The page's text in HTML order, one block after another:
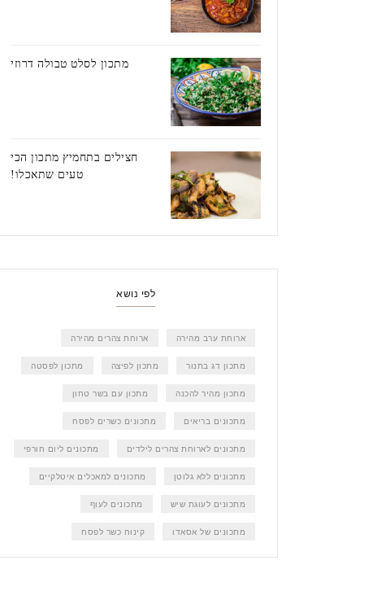
מתכון לסלט טבולה דרוזי
חצילים בתחמיץ מתכון הכי
טעים שתאכלו!
לפי נושא
ארוחת ערב מהירה ארוחת צהרים מהירה
מתכון דג בתנור מתכון לפיצה מתכון לפסטה
מתכון מהיר להכנה מתכון עם בשר טחון
מתכונים בריאים מתכונים כשרים לפסח
מתכונים לארוחת צהרים לילדים מתכונים ליום חורפי
מתכונים ללא גלוטן מתכונים למאכלים איטלקיים
מתכונים לעוגת שיש מתכונים לעוף
מתכונים של אסאדו קינוח כשר לפסח